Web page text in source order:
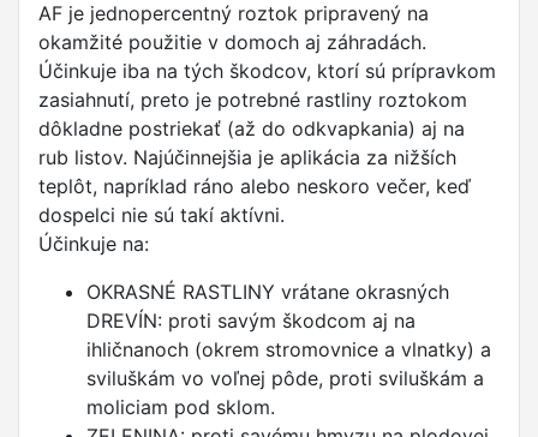
AF je jednopercentný roztok pripravený na
okamžité použitie v domoch aj záhradách.
Účinkuje iba na tých škodcov, ktorí sú prípravkom
zasiahnutí, preto je potrebné rastliny roztokom
dôkladne postriekať (až do odkvapkania) aj na
rub listov. Najúčinnejšia je aplikácia za nižších
teplôt, napríklad ráno alebo neskoro večer, keď
dospelci nie sú takí aktívni.
Účinkuje na:
OKRASNÉ RASTLINY vrátane okrasných
DREVÍN: proti savým škodcom aj na
ihličnanoch (okrem stromovnice a vlnatky) a
sviluškám vo voľnej pôde, proti sviluškám a
moliciam pod sklom.